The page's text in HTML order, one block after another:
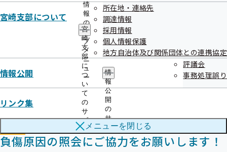
情
報
の
サ
ブ
メ
ニ
ュ
ー
宮崎支部について
宮
崎
支
部
に
つ
い
て
の
サ
ブ
メ
ニ
ュ
所在地・連絡先
調達情報
採用情報
個人情報保護
地方自治体及び関係団体との連携協定
情報公開
情
報
公
開
の
サ
ブ
メ
ニ
評議会
事務処理誤り
リンク集
メニューを閉じる
協会けんぽが負担した医療費（7割から8割）をご返還いただ
くことになり、治療された方にとって大きな負担となりま
す。医療機関を受診する際には、病気やケガの原因を正しく
伝えて診療を受けるようにしましょう。
負傷原因の照会にご協力をお願いします！